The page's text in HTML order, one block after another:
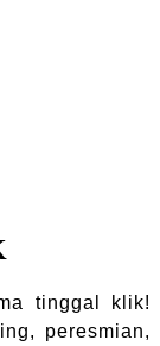
tinggal klik!
peresmian,